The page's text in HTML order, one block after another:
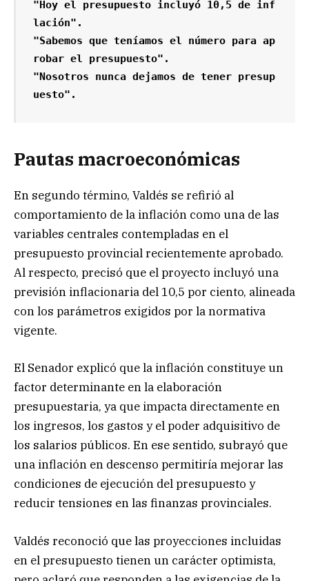
"Hoy el presupuesto incluyó 10,5 de inf
lación".
"Sabemos que teníamos el número para ap
robar el presupuesto".
"Nosotros nunca dejamos de tener presup
uesto".
Pautas macroeconómicas
En segundo término, Valdés se refirió al
comportamiento de la inflación como una de las
variables centrales contempladas en el
presupuesto provincial recientemente aprobado.
Al respecto, precisó que el proyecto incluyó una
previsión inflacionaria del 10,5 por ciento, alineada
con los parámetros exigidos por la normativa
vigente.
El Senador explicó que la inflación constituye un
factor determinante en la elaboración
presupuestaria, ya que impacta directamente en
los ingresos, los gastos y el poder adquisitivo de
los salarios públicos. En ese sentido, subrayó que
una inflación en descenso permitiría mejorar las
condiciones de ejecución del presupuesto y
reducir tensiones en las finanzas provinciales.
Valdés reconoció que las proyecciones incluidas
en el presupuesto tienen un carácter optimista,